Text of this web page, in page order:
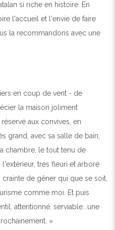
si riche en histoire. En
l'accueil et l'envie de faire
la recommandons avec une
en coup de vent - de
la maison joliment
aux convives, en
grand, avec sa salle de bain,
chambre, le tout tenu de
tres fleuri et arboré
de gêner qui que se soit,
comme moi. Et puis
attentionné, serviable...une
»